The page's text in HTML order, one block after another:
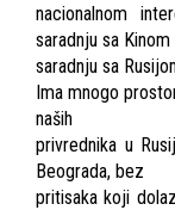
nacionalnom
saradnju sa Kinom
saradnju sa
Ima mnogo
naših
privrednika u
Beograda, bez
pritisaka koji